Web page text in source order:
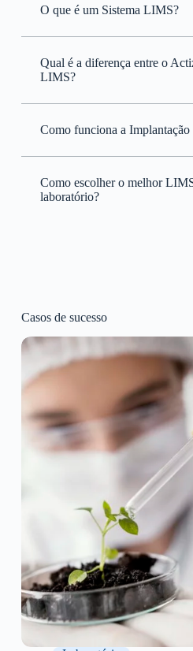
O que é um Sistema LIMS?
Laboratoriais (LIMS)
Qual é a diferença entre o
LIMS?
custo extra.
planos adicionais.
Protocolos de
de validação do
disponíveis
Implantação
consultoria em gestão
ao final, o sistema LIMS
funcionando no seu
Como funciona a
Como escolher o melhor
laboratório?
Casos de sucesso